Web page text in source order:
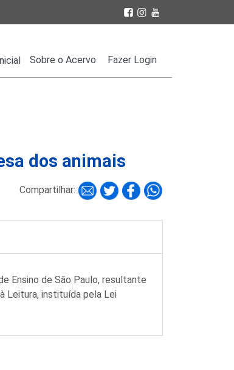
Sobre o Acervo Fazer Login
dos animais
Compartilhar:
Ensino de São Paulo, resultante
Leitura, instituída pela Lei